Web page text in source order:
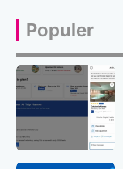
Populer